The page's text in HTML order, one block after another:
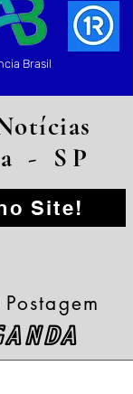
Brasil
Site!
- SP